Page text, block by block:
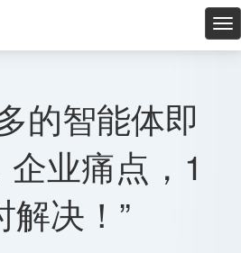
星
的智能体即
业痛点，1
解决！”